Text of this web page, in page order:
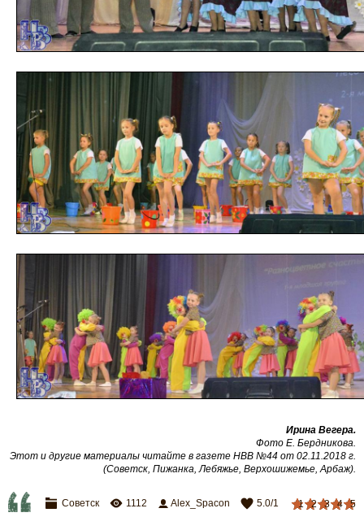
Ирина Вегера.
Фото Е. Бердникова.
Этот и другие материалы читайте в газете НВВ №44 от 02.11.2018 г.
(Советск, Пижанка, Лебяжье, Верхошижемье, Арбаж).
1 2 3 4 5
Советск 1112 Alex_Spacon 5.0/1